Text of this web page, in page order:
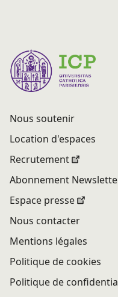
Nous soutenir
Location d'espaces
Recrutement
Abonnement
Espace presse
Nous contacter
Mentions légales
Politique de cookies
Politique de